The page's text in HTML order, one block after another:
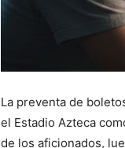
La preventa de
el Estadio Azteca
de los aficionados,